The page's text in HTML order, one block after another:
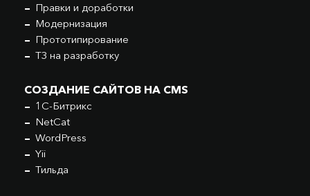
Правки и доработки
Модернизация
Прототипирование
ТЗ на разработку
СОЗДАНИЕ САЙТОВ НА CMS
1С-Битрикс
NetCat
WordPress
Yii
Тильда